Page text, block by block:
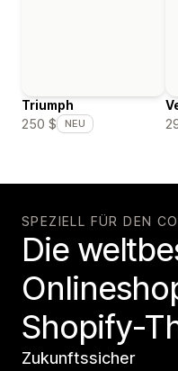
Triumph
250 $
NEU
SPEZIELL FÜR DEN
Die
Shopify-
Zukunftssicher